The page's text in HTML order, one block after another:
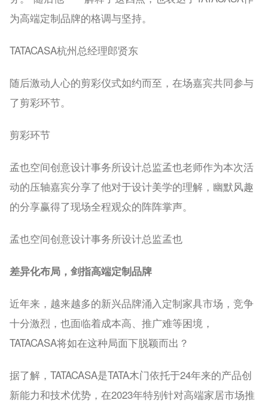
为高端定制品牌的格调与坚持。
TATACASA杭州总经理郎贤东
随后激动人心的剪彩仪式如约而至，在场嘉宾共同参与
了剪彩环节。
剪彩环节
孟也空间创意设计事务所设计总监孟也老师作为本次活
动的压轴嘉宾分享了他对于设计美学的理解，幽默风趣
的分享赢得了现场全程观众的阵阵掌声。
孟也空间创意设计事务所设计总监孟也
差异化布局，剑指高端定制品牌
近年来，越来越多的新兴品牌涌入定制家具市场，竞争
十分激烈，也面临着成本高、推广难等困境，
TATACASA将如在这种局面下脱颖而出？
据了解，TATACASA是TATA木门依托于24年来的产品创
新能力和技术优势，在2023年特别针对高端家居市场推